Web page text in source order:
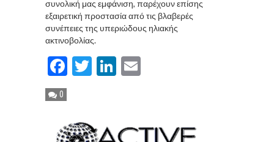
συνολική μας εμφάνιση, παρέχουν επίσης
εξαιρετική προστασία από τις βλαβερές
συνέπειες της υπεριώδους ηλιακής
ακτινοβολίας.
Facebook
TwitterLinkedIn
0